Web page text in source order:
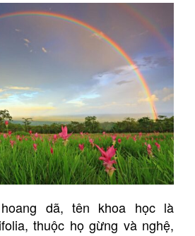
dã, tên khoa học là
thuộc họ gừng và nghệ,